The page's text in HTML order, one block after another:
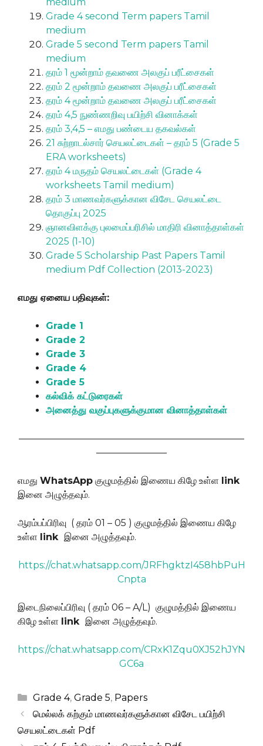
Grade 4 second Term papers Tamil
medium
Grade 5 second Term papers Tamil
medium
தரம் 1 மூன்றாம் தவணை அலகுப் பரீட்சைகள்
தரம் 2 மூன்றாம் தவணை அலகுப் பரீட்சைகள்
தரம் 4 மூன்றாம் தவணை அலகுப் பரீட்சைகள்
தரம் 4,5 நுண்ணறிவு பயிற்சி வினாக்கள்
தரம் 3,4,5 – எமது பண்டைய தகவல்கள்
21 சுற்றாடல்சார் செயலட்டைகள் – தரம் 5 (Grade 5
ERA worksheets)
தரம் 4 மருதம் செயலட்டைகள் (Grade 4
worksheets Tamil medium)
தரம் 3 மாணவர்களுக்கான விசேட செயலட்டை
தொகுப்பு 2025
ஞானவிளக்கு புலமைப்பரிசில் மாதிரி வினாத்தாள்கள்
2025 (1-10)
Grade 5 Scholarship Past Papers Tamil
medium Pdf Collection (2013-2023)
எமது ஏனைய பதிவுகள்:
Grade 1
Grade 2
Grade 3
Grade 4
Grade 5
கல்விக் கட்டுரைகள்
அனைத்து வகுப்புகளுக்குமான வினாத்தாள்கள்
————————————————————————
———————–
எமது WhatsApp குழுமத்தில் இணைய கிழே உள்ள link
இனை அழுத்தவும்.
ஆரம்பப்பிரிவு ( தரம் 01 – 05 ) குழுமத்தில் இணைய கிழே
உள்ள link இனை அழுத்தவும்.
https://chat.whatsapp.com/JRFhgktzI458hbPuH
Cnpta
இடைநிலைப்பிரிவு ( தரம் 06 – A/L) குழுமத்தில் இணைய
கிழே உள்ள link இனை அழுத்தவும்.
https://chat.whatsapp.com/CRxK1Zqu0XJ52hJYN
GC6a
Categories
Grade 4, Grade 5, Papers
மெல்லக் கற்கும் மாணவர்களுக்கான விசேட பயிற்சி
செயலட்டைகள் Pdf